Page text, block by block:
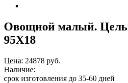
Овощной малый.
95Х18
Цена: 24878 руб.
Наличие:
срок изготовления до 35-60 дней